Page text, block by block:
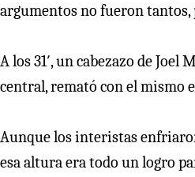
argumentos no fueron tantos,
A los 31′, un cabezazo de
central, remató con el mismo
Aunque los interistas
esa altura era todo un logro